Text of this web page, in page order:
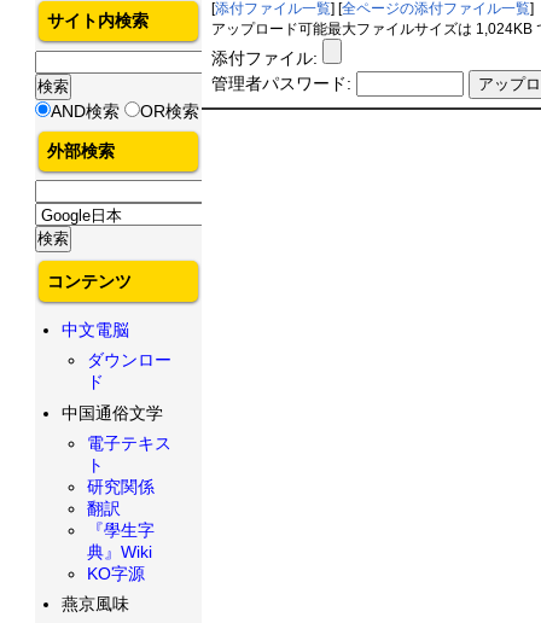
[添付ファイル一覧] [全ページの添付ファイル一覧]
アップロード可能最大ファイルサイズは 1,024KB
添付ファイル:
管理者パスワード:
サイト内検索
AND検索 OR検索
外部検索
コンテンツ
中文電脳
ダウンロー
ド
中国通俗文学
電子テキス
ト
研究関係
翻訳
『學生字
典』Wiki
KO字源
燕京風味